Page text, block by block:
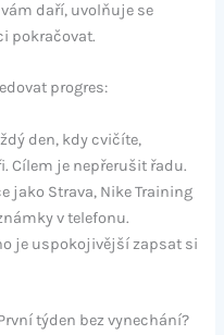
daří, uvolňuje se
pokračovat.
progres:
den, kdy cvičíte,
Cílem je nepřerušit řadu.
jako Strava, Nike Training
v telefonu.
je uspokojivější zapsat si
týden bez vynechání?